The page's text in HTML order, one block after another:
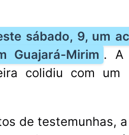
sábado, 9, um
Guajará-Mirim . A
colidiu com
de testemunhas,